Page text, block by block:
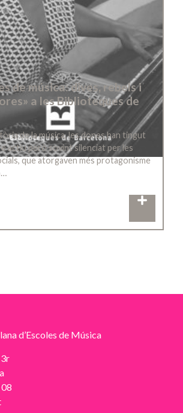
de música: dives, rebels i
a les Biblioteques de
de la música, les dones han tingut
actiu però sovint silenciat per les
que atorgaven més protagonisme
d’Escoles de Música
3r